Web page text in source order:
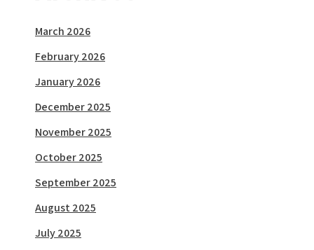
March 2026
February 2026
January 2026
December 2025
November 2025
October 2025
September 2025
August 2025
July 2025